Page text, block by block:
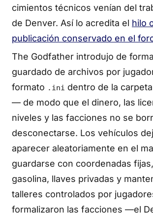
cimientos técnicos venían del
de Denver. Así lo acredita el hilo
publicación conservado en el
The Godfather introdujo de
guardado de archivos por
formato .ini dentro de la carpeta
— de modo que el dinero, las
niveles y las facciones no se
desconectarse. Los vehículos
aparecer aleatoriamente en el
guardarse con coordenadas
gasolina, llaves privadas y
talleres controlados por
formalizaron las facciones —el